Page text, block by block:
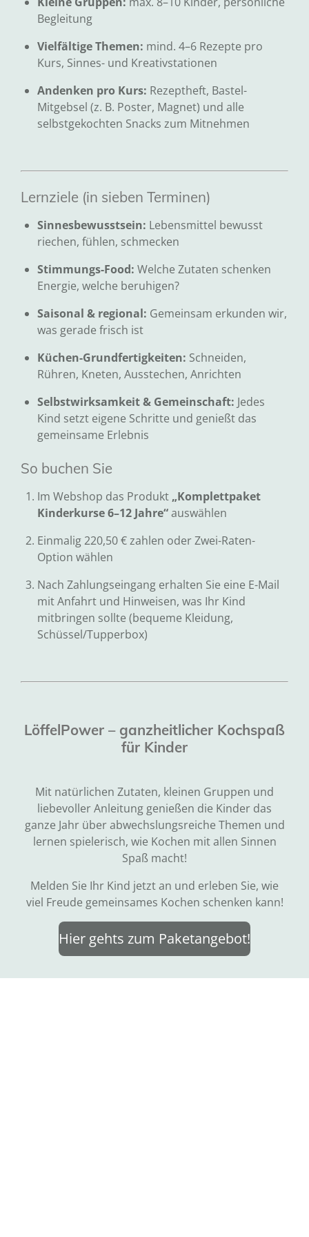
Begleitung
Vielfältige Themen: mind. 4–6 Rezepte pro
Kurs, Sinnes- und Kreativstationen
Andenken pro Kurs: Rezeptheft, Bastel-
Mitgebsel (z. B. Poster, Magnet) und alle
selbstgekochten Snacks zum Mitnehmen
Lernziele (in sieben Terminen)
Sinnesbewusstsein: Lebensmittel bewusst
riechen, fühlen, schmecken
Stimmungs-Food: Welche Zutaten schenken
Energie, welche beruhigen?
Saisonal & regional: Gemeinsam erkunden wir,
was gerade frisch ist
Küchen-Grundfertigkeiten: Schneiden,
Rühren, Kneten, Ausstechen, Anrichten
Selbstwirksamkeit & Gemeinschaft: Jedes
Kind setzt eigene Schritte und genießt das
gemeinsame Erlebnis
So buchen Sie
Im Webshop das Produkt „Komplettpaket
Kinderkurse 6–12 Jahre“auswählen
Einmalig 220,50 € zahlen oder Zwei-Raten-
Option wählen
Nach Zahlungseingang erhalten Sie eine E-Mail
mit Anfahrt und Hinweisen, was Ihr Kind
mitbringen sollte (bequeme Kleidung,
Schüssel/Tupperbox)
LöffelPower – ganzheitlicher Kochspaß
für Kinder
Mit natürlichen Zutaten, kleinen Gruppen und
liebevoller Anleitung genießen die Kinder das
ganze Jahr über abwechslungsreiche Themen und
lernen spielerisch, wie Kochen mit allen Sinnen
Spaß macht!
Melden Sie Ihr Kind jetzt an und erleben Sie, wie
viel Freude gemeinsames Kochen schenken kann!
Hier gehts zum Paketangebot!